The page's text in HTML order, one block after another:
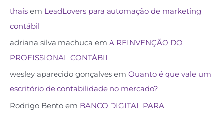
thais em LeadLovers para automação de marketing
contábil
adriana silva machuca em A REINVENÇÃO DO
PROFISSIONAL CONTÁBIL
wesley aparecido gonçalves em Quanto é que vale um
escritório de contabilidade no mercado?
Rodrigo Bento em BANCO DIGITAL PARA